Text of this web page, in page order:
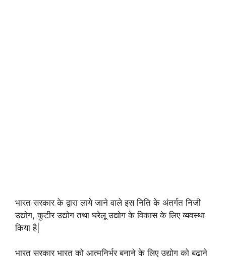
भारत सरकार के द्वारा लाये जाने वाले इस निति के अंतर्गत निजी
उद्योग, कुटीर उद्योग तथा घरेलू उद्योग के विकास के लिए व्यवस्था
किया है|
भारत सरकार भारत को आत्मनिर्भर बनाने के लिए उद्योग को बढाने